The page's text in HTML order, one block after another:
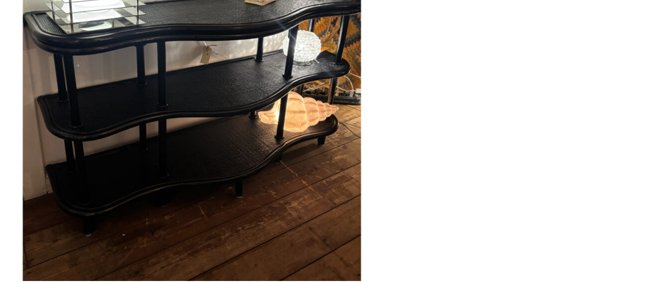
Add to Wishlist
Julekort - 15 varianter
Vælg muligheder
Se kurvKasse